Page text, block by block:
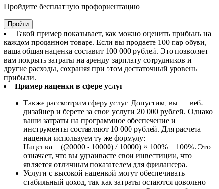
Пройдите бесплатную профориентацию
Пройти
Такой пример показывает, как можно оценить прибыль на
каждом проданном товаре. Если вы продаете 100 пар обуви,
ваша общая наценка составит 100 000 рублей. Это позволяет
вам покрыть затраты на аренду, зарплату сотрудников и
другие расходы, сохраняя при этом достаточный уровень
прибыли.
Пример наценки в сфере услуг
Также рассмотрим сферу услуг. Допустим, вы — веб-
дизайнер и берете за свои услуги 20 000 рублей. Однако
ваши затраты на программное обеспечение и
инструменты составляют 10 000 рублей. Для расчета
наценки используем ту же формулу:
Наценка = ((20000 - 10000) / 10000) × 100% = 100%. Это
означает, что вы удваиваете свои инвестиции, что
является отличным показателем для фрилансера.
Услуги с высокой наценкой могут обеспечивать
стабильный доход, так как затраты остаются довольно